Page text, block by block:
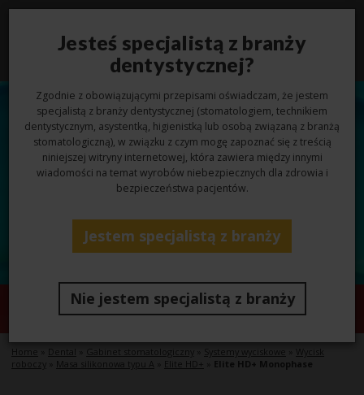
Elite HD+ Monophase
Home Gabinet stomatologiczny Systemy wyciskowe
roboczy
Masa silikonowa typu A Elite HD+ Elite HD+ Monophase
Jesteś specjalistą z branży
dentystycznej?
Zgodnie z obowiązującymi przepisami oświadczam, że jestem
specjalistą z branży dentystycznej (stomatologiem, technikiem
dentystycznym, asystentką, higienistką lub osobą związaną z branżą
stomatologiczną), w związku z czym mogę zapoznać się z treścią
niniejszej witryny internetowej, która zawiera między innymi
wiadomości na temat wyrobów niebezpiecznych dla zdrowia i
bezpieczeństwa pacjentów.
Jestem specjalistą z branży
Nie jestem specjalistą z branży